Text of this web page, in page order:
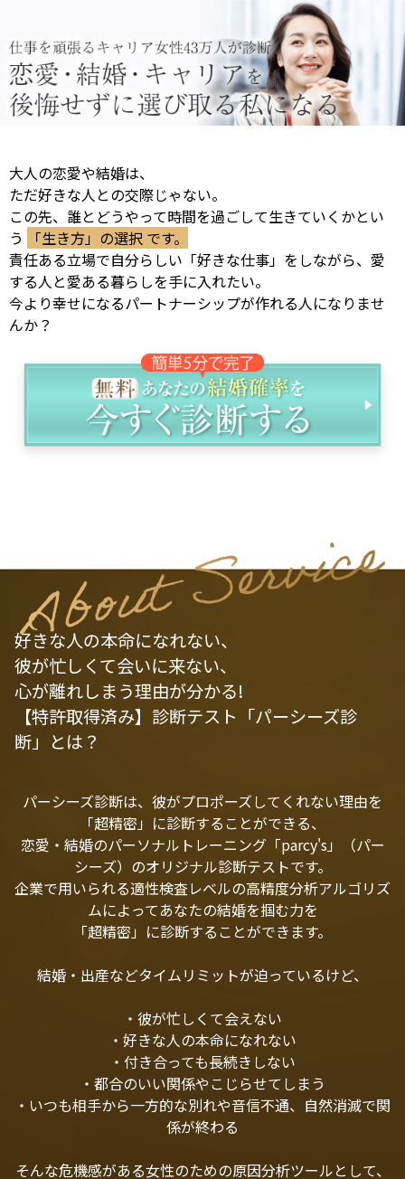
大人の恋愛や結婚は、
ただ好きな人との交際じゃない。
この先、誰とどうやって時間を過ごして生きていくかとい
う
「生き方」の選択 です。
責任ある立場で自分らしい「好きな仕事」をしながら、愛
する人と愛ある暮らしを手に入れたい。
今より幸せになるパートナーシップが作れる人になりませ
んか？
好きな人の本命になれない、
彼が忙しくて会いに来ない、
心が離れしまう理由が分かる!
【特許取得済み】診断テスト「パーシーズ診
断」とは？
パーシーズ診断は、彼がプロポーズしてくれない理由を
「超精密」に診断することができる、
恋愛・結婚のパーソナルトレーニング「parcy's」（パー
シーズ）のオリジナル診断テストです。
企業で用いられる適性検査レベルの高精度分析アルゴリズ
ムによってあなたの結婚を掴む力を
「超精密」に診断することができます。
結婚・出産などタイムリミットが迫っているけど、
・彼が忙しくて会えない
・好きな人の本命になれない
・付き合っても長続きしない
・都合のいい関係やこじらせてしまう
・いつも相手から一方的な別れや音信不通、自然消滅で関
係が終わる
そんな危機感がある女性のための原因分析ツールとして、